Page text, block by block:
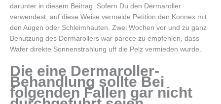
darunter in diesem Beitrag. Sofern Du den Dermaroller
verwendest, auf diese Weise vermeide Petition den Konnex mit
den Augen oder Schleimhauten. Zwei Wochen vor und zu ganz
Benutzung des Dermarollers war parece zu empfehlen, dass
Wafer direkte Sonnenstrahlung uff die Pelz vermieden wurde.
Die eine Dermaroller-
Behandlung sollte Bei
folgenden Fallen gar nicht